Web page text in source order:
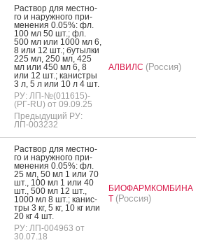
Рас­твор для мес­тно­
го и на­руж­но­го при­
мене­ния 0.05%: фл.
100 мл 50 шт.; фл.
500 мл или 1000 мл 6,
8 или 12 шт.; бу­тыл­ки
225 мл, 250 мл, 425
мл или 450 мл 6, 8
или 12 шт.; ка­нис­тры
3 л, 5 л или 10 л 4 шт.
РУ: ЛП-№(011615)-
(РГ-RU) от 09.09.25
Предыдущий РУ:
ЛП-003232
АЛВИЛС (Россия)
Рас­твор для мес­тно­
го и на­руж­но­го при­
мене­ния 0.05%: фл.
25 мл, 50 мл 1 или 70
шт., 100 мл 1 или 40
шт., 500 мл 12 шт.,
1000 мл 8 шт.; ка­нис­
тры 3 кг, 5 кг, 10 кг или
20 кг 4 шт.
РУ: ЛП-004963 от
30.07.18
БИОФАРМКОМБИНА
Т (Россия)